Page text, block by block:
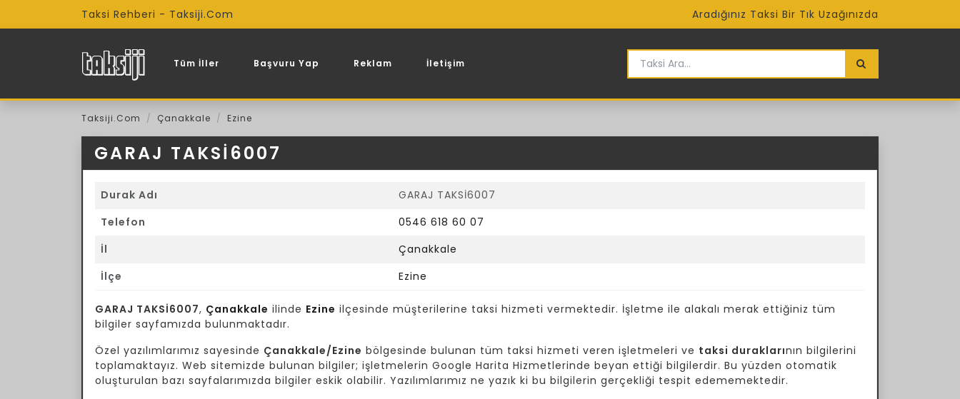
Taksi Rehberi - Taksiji.Com Aradığınız Taksi Bir Tık Uzağınızda
Tüm İller Başvuru Yap Reklam İletişim
Taksiji.Com Çanakkale Ezine
GARAJ TAKSİ6007
Durak Adı
GARAJ TAKSİ6007
Telefon
0546 618 60 07
İl
Çanakkale
İlçe
Ezine
GARAJ TAKSİ6007, Çanakkale ilinde Ezine ilçesinde müşterilerine taksi hizmeti vermektedir. İşletme ile alakalı merak ettiğiniz tüm
bilgiler sayfamızda bulunmaktadır.
Özel yazılımlarımız sayesinde Çanakkale/Ezine bölgesinde bulunan tüm taksi hizmeti veren işletmeleri ve taksi duraklarının bilgilerini
toplamaktayız. Web sitemizde bulunan bilgiler; işletmelerin Google Harita Hizmetlerinde beyan ettiği bilgilerdir. Bu yüzden otomatik
oluşturulan bazı sayfalarımızda bilgiler eskik olabilir. Yazılımlarımız ne yazık ki bu bilgilerin gerçekliği tespit edememektedir.